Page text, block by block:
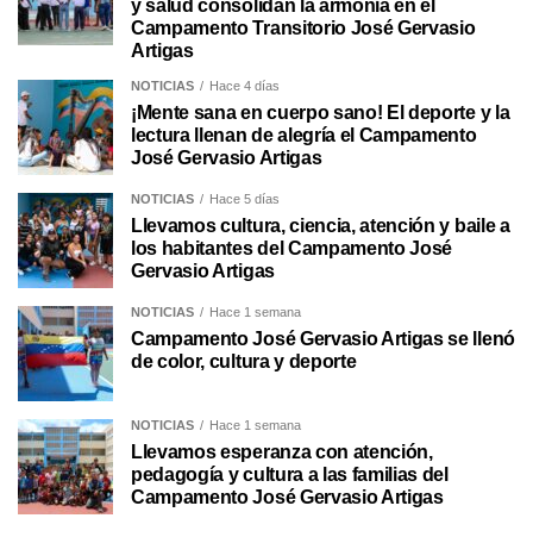
y salud consolidan la armonía en el
Campamento Transitorio José Gervasio
Artigas
NOTICIAS Hace 4 días
¡Mente sana en cuerpo sano! El deporte y la
lectura llenan de alegría el Campamento
José Gervasio Artigas
NOTICIAS Hace 5 días
Llevamos cultura, ciencia, atención y baile a
los habitantes del Campamento José
Gervasio Artigas
NOTICIAS Hace 1 semana
Campamento José Gervasio Artigas se llenó
de color, cultura y deporte
NOTICIAS Hace 1 semana
Llevamos esperanza con atención,
pedagogía y cultura a las familias del
Campamento José Gervasio Artigas